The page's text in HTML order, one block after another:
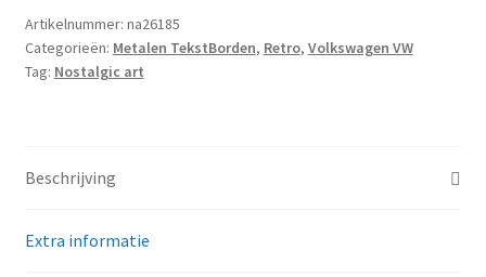
Service
groen
|
cm
Artikelnummer: na26185
Categorieën: Metalen TekstBorden, Retro, Volkswagen VW
Tag: Nostalgic art
Beschrijving
Extra informatie